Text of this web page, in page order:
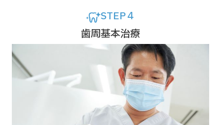
STEP４
歯周基本治療